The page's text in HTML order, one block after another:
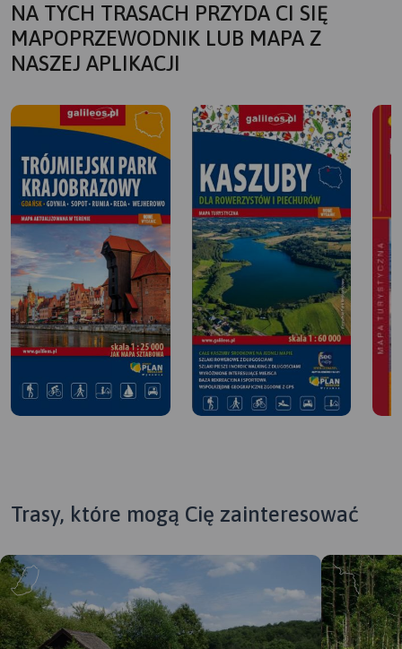
NA TYCH TRASACH PRZYDA CI SIĘ
MAPOPRZEWODNIK LUB MAPA Z
NASZEJ APLIKACJI
Trasy, które mogą Cię zainteresować